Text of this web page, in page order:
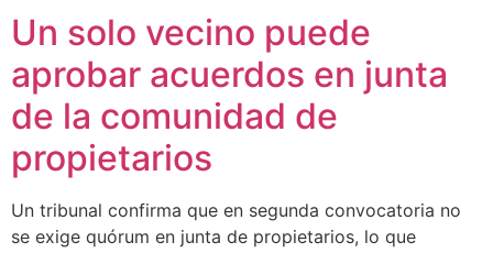
Team
Dienste
Blog und Nachrichten
Wie können wir Ihnen helfen?
Un solo vecino puede
aprobar acuerdos en junta
de la comunidad de
propietarios
Un tribunal confirma que en segunda convocatoria no
se exige quórum en junta de propietarios, lo que